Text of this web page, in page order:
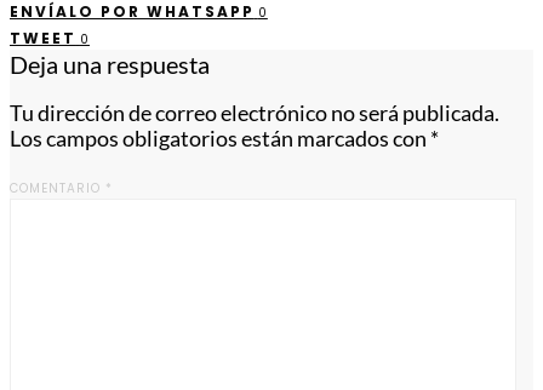
ENVÍALO POR WHATSAPP 0
TWEET 0
Deja una respuesta
Tu dirección de correo electrónico no será publicada.
Los campos obligatorios están marcados con *
COMENTARIO *